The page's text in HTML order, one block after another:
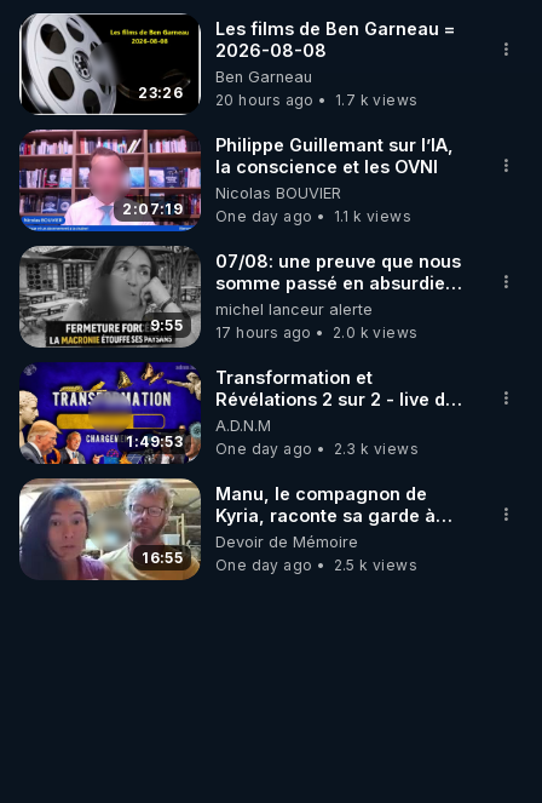
▶ 30 jours gratuit sur l’application de méditation et
de bien-être ENVOL :
Rendez-vous sur https://www.envol.app/code
le code : REGENERE
23:26
Les films de Ben Garneau =
2026-08-08
Ben Garneau
20 hours ago
1.7 k views
2:07:19
Philippe Guillemant sur l’IA,
la conscience et les OVNI
Nicolas BOUVIER
One day ago
1.1 k views
9:55
07/08: une preuve que nous
somme passé en absurdie
une dictature qui veut faire
taire ses opposant !
michel lanceur alerte
17 hours ago
2.0 k views
1:49:53
Transformation et
Révélations 2 sur 2 - live du
07/08/26
A.D.N.M
One day ago
2.3 k views
16:55
Manu, le compagnon de
Kyria, raconte sa garde à
vue musclée. PARTAGEZ!
Devoir de Mémoire
One day ago
2.5 k views